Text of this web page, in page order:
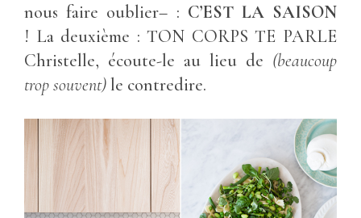
nous faire oublier– : C’EST LA SAISON
! La deuxième : TON CORPS TE PARLE
Christelle, écoute-le au lieu de (beaucoup
trop souvent)le contredire.